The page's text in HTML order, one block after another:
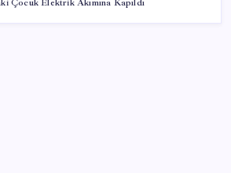
Çocuk Elektrik Akımına Kapıldı